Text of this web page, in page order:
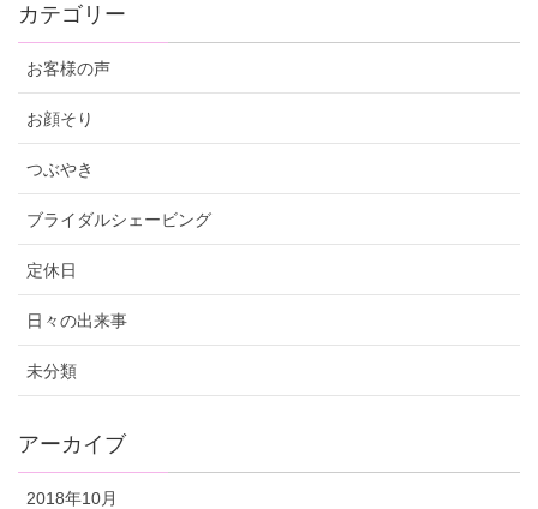
カテゴリー
お客様の声
お顔そり
つぶやき
ブライダルシェービング
定休日
日々の出来事
未分類
アーカイブ
2018年10月